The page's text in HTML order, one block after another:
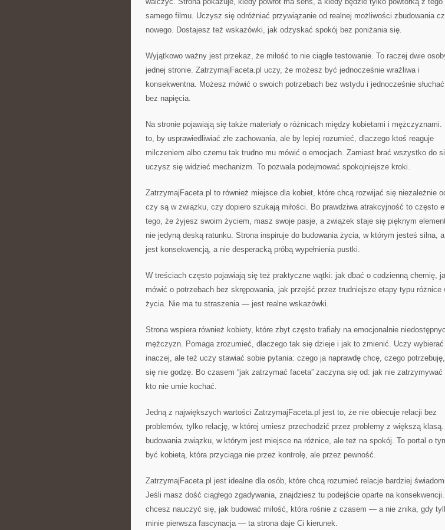
samego filmu. Uczysz się odróżniać przywiązanie od realnej możliwości zbudowania
nowego. Dostajesz też wskazówki, jak odzyskać spokój bez poniżania się.
Wyjątkowo ważny jest przekaz, że miłość to nie ciągłe testowanie. To raczej dwie
jednej stronie. ZatrzymajFaceta.pl uczy, że możesz być jednocześnie wrażliwa i
konsekwentna. Możesz mówić o swoich potrzebach bez wstydu i jednocześnie
bez napięcia.
Na stronie pojawiają się także materiały o różnicach między kobietami i mężczyznami.
to, by usprawiedliwiać złe zachowania, ale by lepiej rozumieć, dlaczego ktoś reaguje
milczeniem albo czemu tak trudno mu mówić o emocjach. Zamiast brać wszystko do
uczysz się widzieć mechanizm. To pozwala podejmować spokojniejsze kroki.
ZatrzymajFaceta.pl to również miejsce dla kobiet, które chcą rozwijać się niezależnie
czy są w związku, czy dopiero szukają miłości. Bo prawdziwa atrakcyjność to często
tego, że żyjesz swoim życiem, masz swoje pasje, a związek staje się pięknym
nie jedyną deską ratunku. Strona inspiruje do budowania życia, w którym jesteś silna,
jest konsekwencją, a nie desperacką próbą wypełnienia pustki.
W treściach często pojawiają się też praktyczne wątki: jak dbać o codzienną chemię,
mówić o potrzebach bez skrępowania, jak przejść przez trudniejsze etapy typu różnice
życia. Nie ma tu straszenia — jest realne wskazówki.
Strona wspiera również kobiety, które zbyt często trafiały na emocjonalnie
mężczyzn. Pomaga zrozumieć, dlaczego tak się dzieje i jak to zmienić. Uczy wybierać
inaczej, ale też uczy stawiać sobie pytania: czego ja naprawdę chcę, czego
się nie godzę. Bo czasem “jak zatrzymać faceta” zaczyna się od: jak nie zatrzymywać
kto nie umie kochać.
Jedną z największych wartości ZatrzymajFaceta.pl jest to, że nie obiecuje relacji bez
problemów, tylko relację, w której umiesz przechodzić przez problemy z większą
budowania związku, w którym jest miejsce na różnice, ale też na spokój. To portal o
być kobietą, która przyciąga nie przez kontrolę, ale przez pewność.
ZatrzymajFaceta.pl jest idealne dla osób, które chcą rozumieć relacje bardziej
Jeśli masz dość ciągłego zgadywania, znajdziesz tu podejście oparte na
chcesz nauczyć się, jak budować miłość, która rośnie z czasem — a nie znika, gdy
minie pierwsza fascynacja — ta strona daje Ci kierunek.